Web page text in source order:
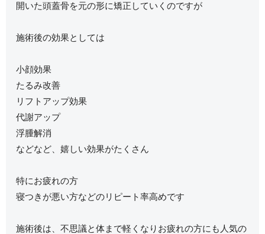
開いた頭蓋骨を元の形に矯正していくのですが
施術後の効果としては
小顔効果
たるみ改善
リフトアップ効果
代謝アップ
浮腫解消
などなど、嬉しい効果がたくさん
特にお疲れの方
寝つきが悪い方などのリピート率高めです
施術後は、不思議と体まで軽くなりお疲れの方にも人気の